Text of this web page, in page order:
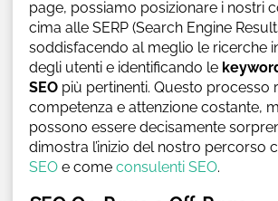
page, possiamo posizionare i nostri
cima alle SERP (Search Engine
soddisfacendo al meglio le ricerche
degli utenti e identificando le
SEOpiù pertinenti. Questo processo
competenza e attenzione costante,
possono essere decisamente
dimostra l’inizio del nostro percorso
SEOe come consulenti SEO.